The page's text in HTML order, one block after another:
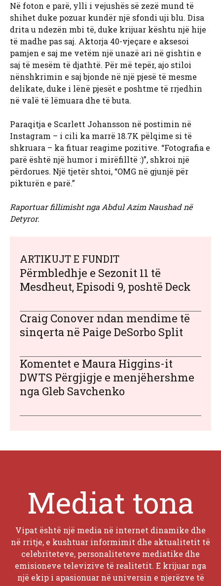
Në foton e parë, ylli i vejushës së zezë mund të
shihet duke pozuar kundër një sfondi uji blu. Disa
drita u ndezën mbi të, duke krijuar kështu një hije
të madhe pas saj. Aktorja 40-vjeçare e aksesoi
pamjen e saj me vetëm një unazë ari në gishtin e
saj të mesëm të djathtë. Për më tepër, ajo stiloi
nënshkrimin e saj bjonde në një pjesë të mesme
delikate, duke i lënë pjesët e poshtme të rrjedhin
në valë të lëmuara dhe të buta.
Paraqitja e Scarlett Johansson në postimin në
Instagram – i cili ka marrë 18.7K pëlqime si të
shkruara – ka fituar reagime pozitive. “Fotografia e
parë është një humor i mirëfilltë :)”, shkroi një
përdorues. Një tjetër shtoi, “OMG në gjunjë për
pikturën e parë.”
Raportuar fillimisht nga Abdul Azim Naushad në
Detyror.
ARTIKUJT E FUNDIT
Përmbledhje e Sezonit 11 të
Mesdheut, Episodi 9, poshtë Deck
Craig Conover ndan mendime të
sinqerta në Paige DeSorbo Split
Komentet e Maura Higgins-it
DWTS Përgjigje e menjëhershme
nga Gleb Savchenko
Mediat tona
Vipat është një media në internet dinamike dhe
në rritje, e kushtuar informimit dhe aktualitetit të
celebriteteve, personaliteteve mediatike dhe
emisioneve televizive të realitetit. E krijuar nga
një ekip i apasionuar në universin e njerëzve të